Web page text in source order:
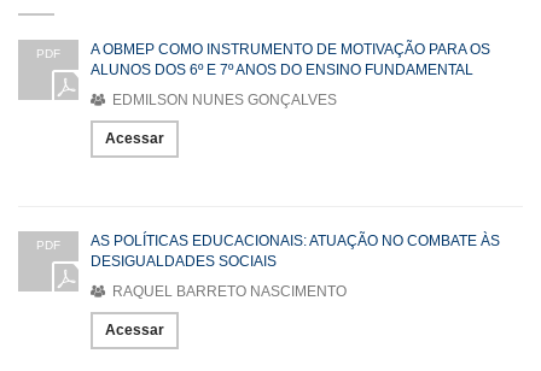
PDF
A OBMEP COMO INSTRUMENTO DE MOTIVAÇÃO PARA OS
ALUNOS DOS 6º E 7º ANOS DO ENSINO FUNDAMENTAL
EDMILSON NUNES GONÇALVES
Acessar
PDF
AS POLÍTICAS EDUCACIONAIS: ATUAÇÃO NO COMBATE ÀS
DESIGUALDADES SOCIAIS
RAQUEL BARRETO NASCIMENTO
Acessar